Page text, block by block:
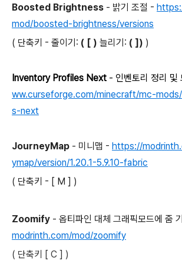
Boosted Brightness - 밝기 조절 -
mod/boosted-brightness/versions
( 단축키 - 줄이기: ( [ ) 늘리기: ( ]) )
Inventory Profiles Next - 인벤토리 정리 및
ww.curseforge.com/minecraft/mc-
s-next
JourneyMap - 미니맵 - https://
ymap/version/1.20.1-5.9.10-fabric
( 단축키 - [ M ] )
Zoomify - 옵티파인 대체 그래픽모드에 줌
modrinth.com/mod/zoomify
( 단축키 [ C ] )